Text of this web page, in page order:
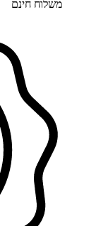
משלוח חינם